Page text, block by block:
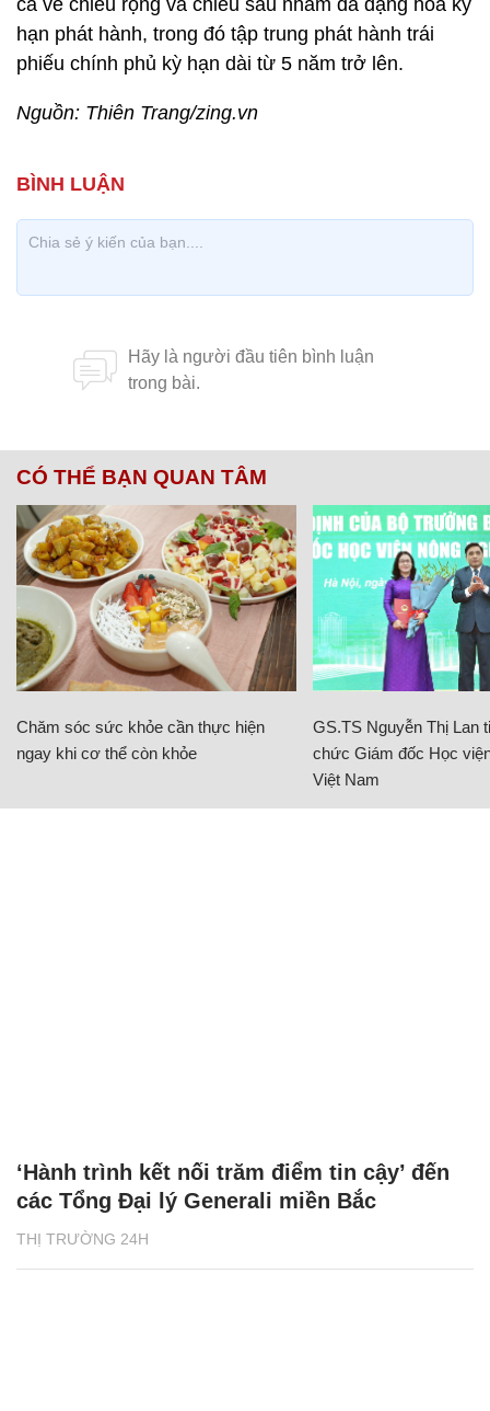
cả về chiều rộng và chiều sâu nhằm đa dạng hóa kỳ
hạn phát hành, trong đó tập trung phát hành trái
phiếu chính phủ kỳ hạn dài từ 5 năm trở lên.
Nguồn: Thiên Trang/zing.vn
CÓ THỂ BẠN QUAN TÂM
Chăm sóc sức khỏe cần thực hiện
ngay khi cơ thể còn khỏe
GS.TS Nguyễn Thị Lan
chức Giám đốc Học
Việt Nam
THỊ TRƯỜNG 24H
‘Hành trình kết nối trăm điểm tin cậy’ đến
các Tổng Đại lý Generali miền Bắc